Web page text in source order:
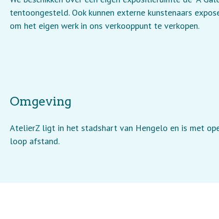
tentoongesteld. Ook kunnen externe kunstenaars
om het eigen werk in ons verkooppunt te verkopen.
Omgeving
AtelierZ ligt in het stadshart van Hengelo en is met
loop afstand.